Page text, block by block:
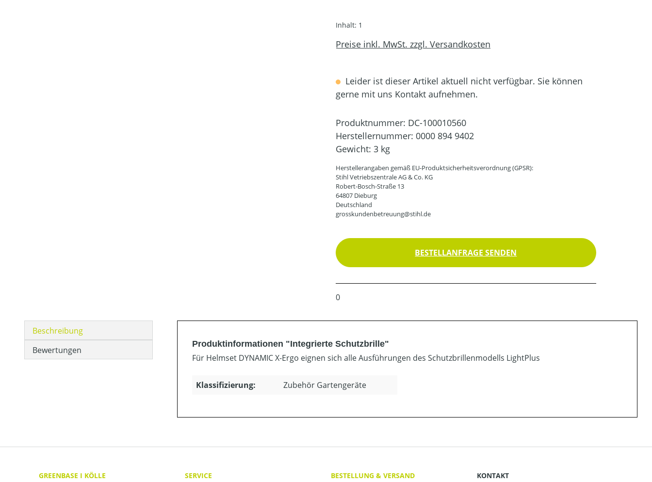
Inhalt: 1
Preise inkl. MwSt. zzgl. Versandkosten
Leider ist dieser Artikel aktuell nicht verfügbar. Sie können
gerne mit uns Kontakt aufnehmen.
Produktnummer: DC-100010560
Herstellernummer: 0000 894 9402
Gewicht: 3 kg
Herstellerangaben gemäß EU-Produktsicherheitsverordnung (GPSR):
Stihl Vetriebszentrale AG & Co. KG
Robert-Bosch-Straße 13
64807 Dieburg
Deutschland
grosskundenbetreuung@stihl.de
BESTELLANFRAGE SENDEN
0
Beschreibung
Bewertungen
Produktinformationen "Integrierte Schutzbrille"
Für Helmset DYNAMIC X-Ergo eignen sich alle Ausführungen des Schutzbrillenmodells LightPlus
Klassifizierung: Zubehör Gartengeräte
GREENBASE I KÖLLE
SERVICE
BESTELLUNG & VERSAND
KONTAKT